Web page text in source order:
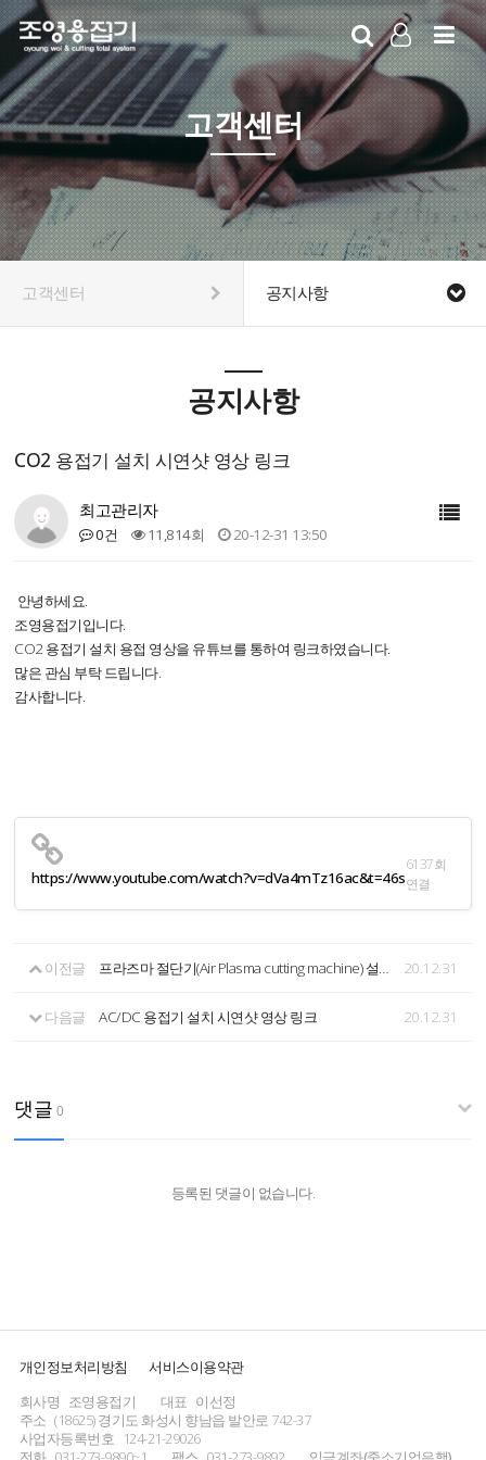
LOG IN
SIGN UP
고객센터
고객센터 공지사항
공지사항
CO2 용접기 설치 시연샷 영상 링크
최고관리자
0건 11,814회 20-12-31 13:50
안녕하세요.
조영용접기입니다.
CO2 용접기 설치 용접 영상을 유튜브를 통하여 링크하였습니다.
많은 관심 부탁 드립니다.
감사합니다.
https://www.youtube.com/watch?v=dVa4mTz16ac&t=46s
6137회
연결
이전글 프라즈마 절단기(Air Plasma cutting machine) 설치 시연샷 영상 링크 20.12.31
다음글 AC/DC 용접기 설치 시연샷 영상 링크 20.12.31
댓글 0
등록된 댓글이 없습니다.
개인정보처리방침
서비스이용약관
회사명 조영용접기 대표 이선정
주소 (18625) 경기도 화성시 향남읍 발안로 742-37
사업자등록번호 124-21-29026